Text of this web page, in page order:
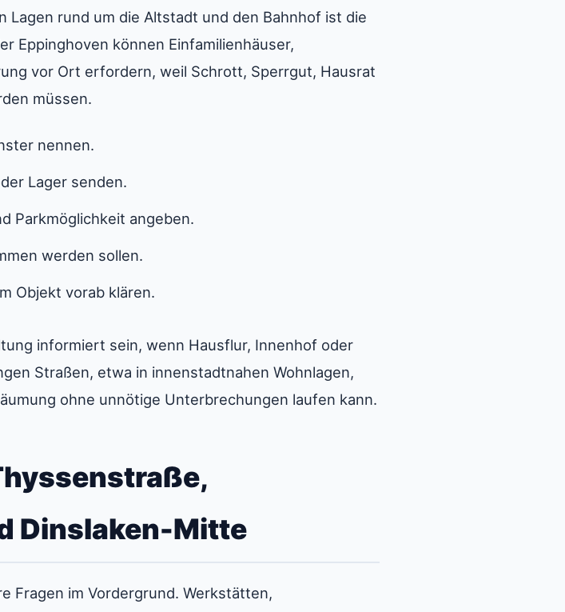
rund um die Altstadt und den Bahnhof ist die
Eppinghoven können Einfamilienhäuser,
vor Ort erfordern, weil Schrott, Sperrgut, Hausrat
müssen.
nennen.
Lager senden.
Parkmöglichkeit angeben.
werden sollen.
Objekt vorab klären.
informiert sein, wenn Hausflur, Innenhof oder
Straßen, etwa in innenstadtnahen Wohnlagen,
ohne unnötige Unterbrechungen laufen kann.
Dinslaken-Mitte
Fragen im Vordergrund. Werkstätten,